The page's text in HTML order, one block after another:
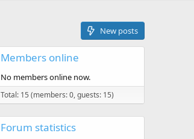
New posts
Members online
No members online now.
Total: 15 (members: 0, guests: 15)
Forum statistics